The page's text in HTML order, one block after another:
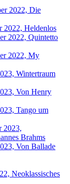
2022, Die
2022, Heldenlos
2022, Quintetto
2022, My
Wintertraum
Von Henry
Tango um
2023,
Brahms
Von Ballade
Neoklassisches